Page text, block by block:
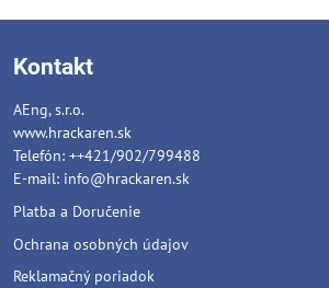
Kontakt
AEng, s.r.o.
www.hrackaren.sk
Telefón: ++421/902/799488
E-mail: info@hrackaren.sk
Platba a Doručenie
Ochrana osobných údajov
Reklamačný poriadok